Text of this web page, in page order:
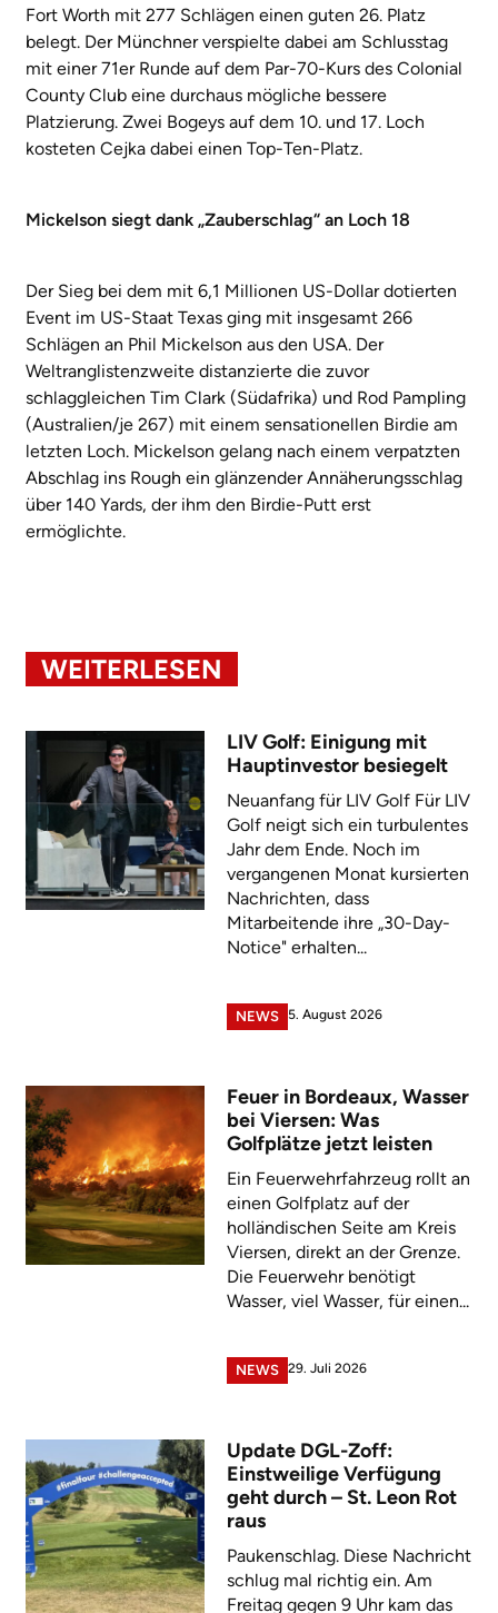
Fort Worth mit 277 Schlägen einen guten 26. Platz
belegt. Der Münchner verspielte dabei am Schlusstag
mit einer 71er Runde auf dem Par-70-Kurs des Colonial
County Club eine durchaus mögliche bessere
Platzierung. Zwei Bogeys auf dem 10. und 17. Loch
kosteten Cejka dabei einen Top-Ten-Platz.
Mickelson siegt dank „Zauberschlag“ an Loch 18
Der Sieg bei dem mit 6,1 Millionen US-Dollar dotierten
Event im US-Staat Texas ging mit insgesamt 266
Schlägen an Phil Mickelson aus den USA. Der
Weltranglistenzweite distanzierte die zuvor
schlaggleichen Tim Clark (Südafrika) und Rod Pampling
(Australien/je 267) mit einem sensationellen Birdie am
letzten Loch. Mickelson gelang nach einem verpatzten
Abschlag ins Rough ein glänzender Annäherungsschlag
über 140 Yards, der ihm den Birdie-Putt erst
ermöglichte.
WEITERLESEN
LIV Golf: Einigung mit
Hauptinvestor besiegelt
Neuanfang für LIV Golf Für LIV
Golf neigt sich ein turbulentes
Jahr dem Ende. Noch im
vergangenen Monat kursierten
Nachrichten, dass
Mitarbeitende ihre „30-Day-
Notice" erhalten...
NEWS 5. August 2026
Feuer in Bordeaux, Wasser
bei Viersen: Was
Golfplätze jetzt leisten
Ein Feuerwehrfahrzeug rollt an
einen Golfplatz auf der
holländischen Seite am Kreis
Viersen, direkt an der Grenze.
Die Feuerwehr benötigt
Wasser, viel Wasser, für einen...
NEWS 29. Juli 2026
Update DGL-Zoff:
Einstweilige Verfügung
geht durch – St. Leon Rot
raus
Paukenschlag. Diese Nachricht
schlug mal richtig ein. Am
Freitag gegen 9 Uhr kam das